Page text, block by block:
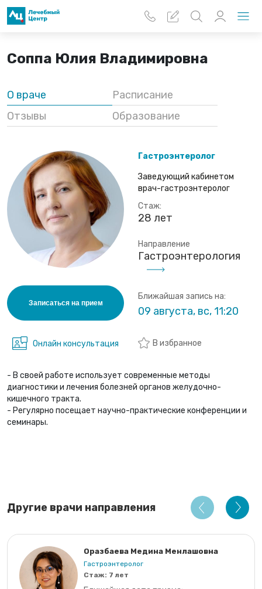
Перейти к основному содержанию
Соппа Юлия Владимировна
О враче
Расписание
Отзывы
Образование
Записаться на прием
Онлайн консультация
Гастроэнтеролог
Заведующий кабинетом
врач-гастроэнтеролог
Стаж:
28 лет
Направление
Гастроэнтерология
Ближайшая запись на:
09 августа, вс, 11:20
В избранное
- В своей работе использует современные методы
диагностики и лечения болезней органов желудочно-
кишечного тракта.
- Регулярно посещает научно-практические конференции и
семинары.
Другие врачи направления
Оразбаева Медина Менлашовна
Гастроэнтеролог
Стаж: 7 лет